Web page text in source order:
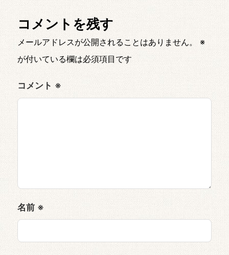
コメントを残す
メールアドレスが公開されることはありません。
※
が付いている欄は必須項目です
コメント ※
名前 ※